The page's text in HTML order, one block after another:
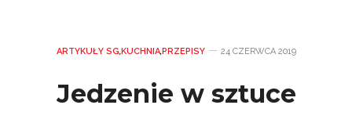
ARTYKUŁY SG,KUCHNIA,PRZEPISY 24 CZERWCA 2019
Jedzenie w sztuce